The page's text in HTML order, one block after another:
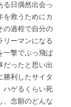
る日偶然出会っ
を救うためにカ
の過程で自分の
リーマンになる
一撃でぶっ飛ば
だったと思い出
勝利したサイタ
ハゲるくらい死
、念願のどんな